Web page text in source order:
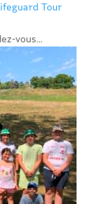
Tour
vous...